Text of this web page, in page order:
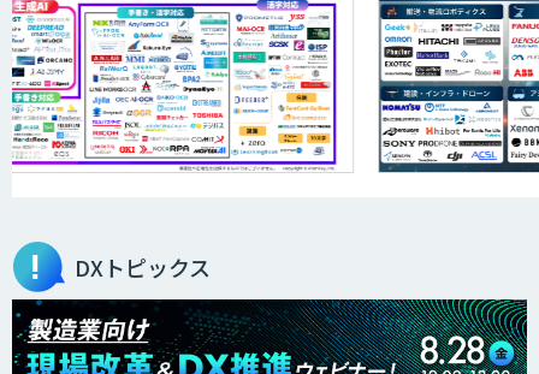
DXトピックス